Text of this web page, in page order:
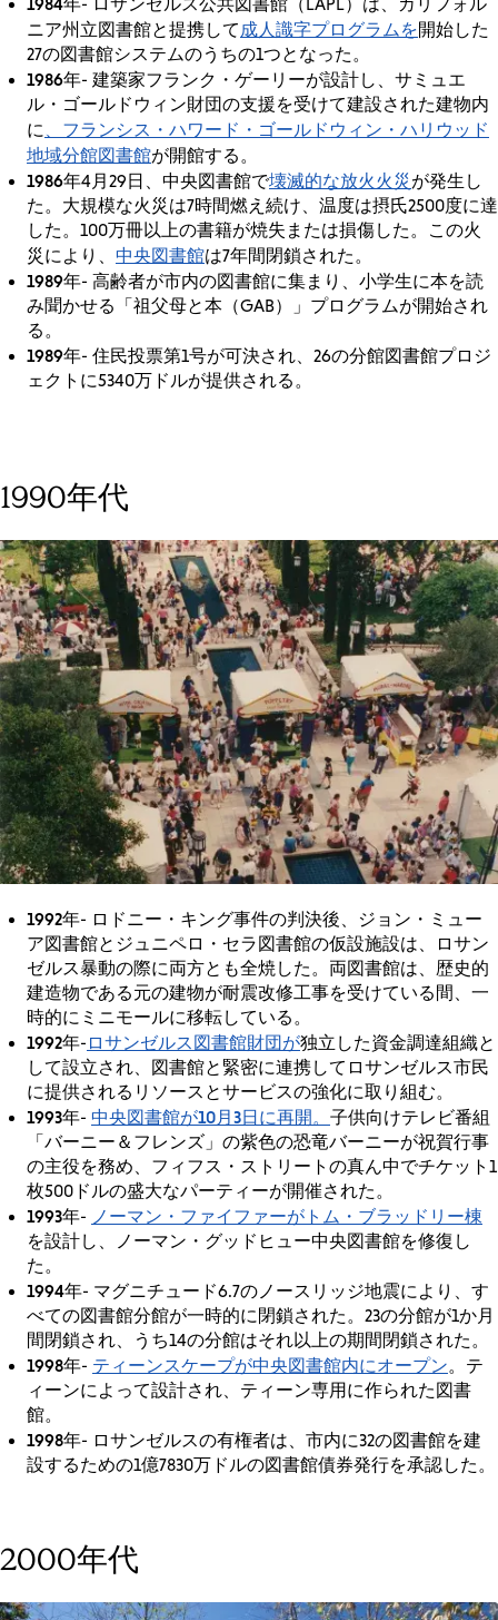
- ロサンゼルス公共図書館（LAPL）は、カリフォル
ニア州立図書館と提携して 成人識字プログラムを開始した
27の図書館システムのうちの1つとなった。
1986年- 建築家フランク・ゲーリーが設計し、サミュエ
ル・ゴールドウィン財団の支援を受けて建設された建物内
に
、フランシス・ハワード・ゴールドウィン・ハリウッド
地域分館図書館が開館する。
1986年4月29日、中央図書館で壊滅的な放火火災 が発生し
た。大規模な火災は7時間燃え続け、温度は摂氏2500度に達
した。100万冊以上の書籍が焼失または損傷した。この火
災により、 中央図書館は7年間閉鎖された。
1989年- 高齢者が市内の図書館に集まり、小学生に本を読
み聞かせる「祖父母と本（GAB）」プログラムが開始され
る。
1989年- 住民投票第1号が可決され、26の分館図書館プロジ
ェクトに5340万ドルが提供される。
1990年代
1992年- ロドニー・キング事件の判決後、ジョン・ミュー
ア図書館とジュニペロ・セラ図書館の仮設施設は、ロサン
ゼルス暴動の際に両方とも全焼した。両図書館は、歴史的
建造物である元の建物が耐震改修工事を受けている間、一
時的にミニモールに移転している。
1992年- ロサンゼルス図書館財団が独立した資金調達組織と
して設立され、図書館と緊密に連携してロサンゼルス市民
に提供されるリソースとサービスの強化に取り組む。
1993年- 中央図書館が10月3日に再開。 子供向けテレビ番組
「バーニー＆フレンズ」の紫色の恐竜バーニーが祝賀行事
の主役を務め、フィフス・ストリートの真ん中でチケット1
枚500ドルの盛大なパーティーが開催された。
1993年- ノーマン・ファイファーが トム・ブラッドリー棟
を設計し、ノーマン・グッドヒュー中央図書館を修復し
た。
1994年- マグニチュード6.7のノースリッジ地震により、す
べての図書館分館が一時的に閉鎖された。23の分館が1か月
間閉鎖され、うち14の分館はそれ以上の期間閉鎖された。
1998年- ティーンスケープが中央図書館内にオープン。テ
ィーンによって設計され、ティーン専用に作られた図書
館。
1998年- ロサンゼルスの有権者は、市内に32の図書館を建
設するための1億7830万ドルの図書館債券発行を承認した。
2000年代